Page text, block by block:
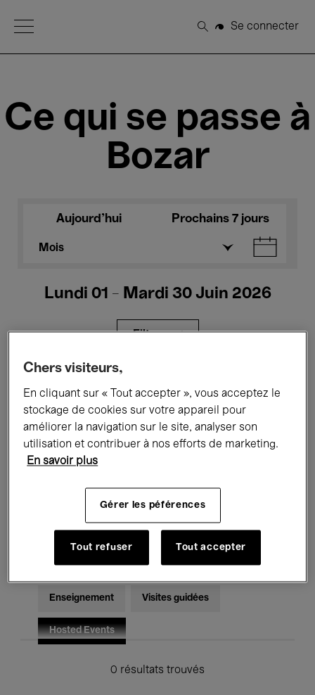
Open Menu
Rechercher
Se connecter
Ce qui se passe à
Bozar
Aujourd'hui Prochains 7 jours
Mois
Lundi 01 - Mardi 30 Juin 2026
Filtres
Expositions Films Performances
Rencontres & Débats Jazz
Musique électronique
Pour tous Kids’ Palace
Enseignement Visites guidées
Hosted Events
0 résultats trouvés
Chers visiteurs,
En cliquant sur « Tout accepter », vous acceptez le
stockage de cookies sur votre appareil pour
améliorer la navigation sur le site, analyser son
utilisation et contribuer à nos efforts de marketing.
En savoir plus
Gérer les péférences
Tout refuser Tout accepter